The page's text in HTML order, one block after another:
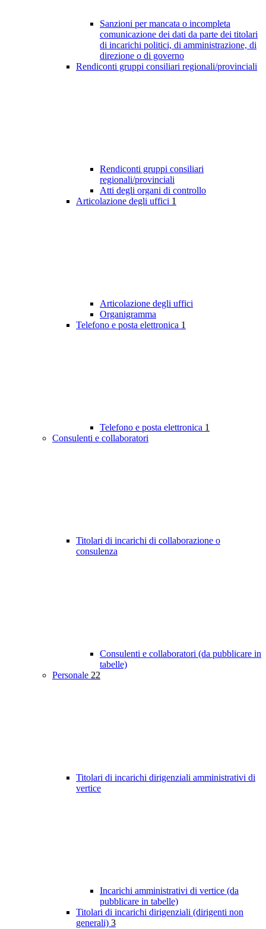
Sanzioni per mancata o incompleta
comunicazione dei dati da parte dei titolari
di incarichi politici, di amministrazione, di
direzione o di governo
Rendiconti gruppi consiliari regionali/provinciali
Rendiconti gruppi consiliari
regionali/provinciali
Atti degli organi di controllo
Articolazione degli uffici 1
Articolazione degli uffici
Organigramma
Telefono e posta elettronica 1
Telefono e posta elettronica 1
Consulenti e collaboratori
Titolari di incarichi di collaborazione o
consulenza
Consulenti e collaboratori (da pubblicare in
tabelle)
Personale 22
Titolari di incarichi dirigenziali amministrativi di
vertice
Incarichi amministrativi di vertice (da
pubblicare in tabelle)
Titolari di incarichi dirigenziali (dirigenti non
generali) 3